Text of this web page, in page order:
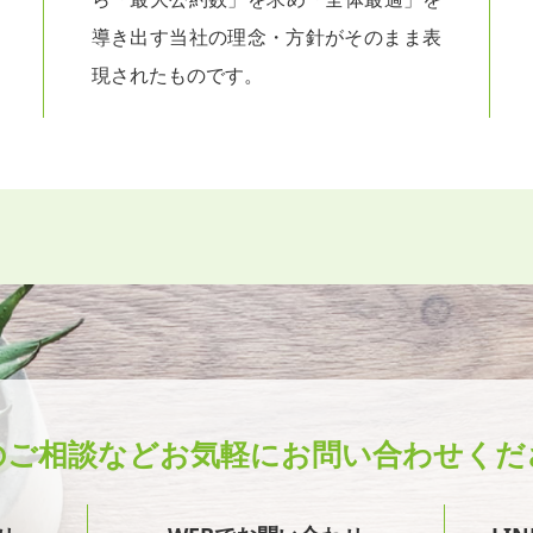
導き出す当社の理念・方針がそのまま表
現されたものです。
相談などお気軽にお問い合わせく